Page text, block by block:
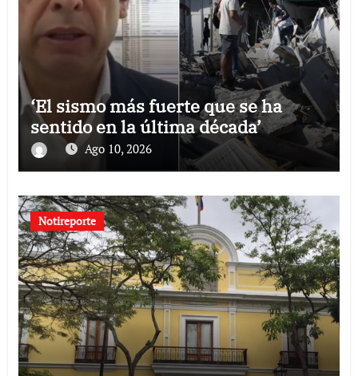
‘El sismo más fuerte que se ha
sentido en la última década’
Ago 10, 2026
Notireporte